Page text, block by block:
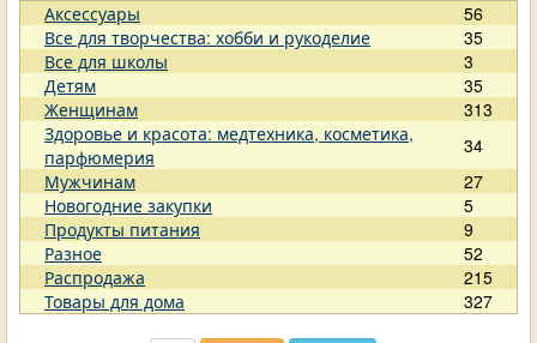
Аксессуары
56
Все для творчества: хобби и рукоделие
35
Все для школы
3
Детям
35
Женщинам
313
Здоровье и красота: медтехника, косметика,
парфюмерия
34
Мужчинам
27
Новогодние закупки
5
Продукты питания
9
Разное
52
Распродажа
215
Товары для дома
327